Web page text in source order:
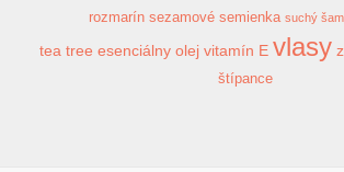
rozmarín sezamové semienka suchý
tea tree esenciálny olej vitamín E vlasy
štípance